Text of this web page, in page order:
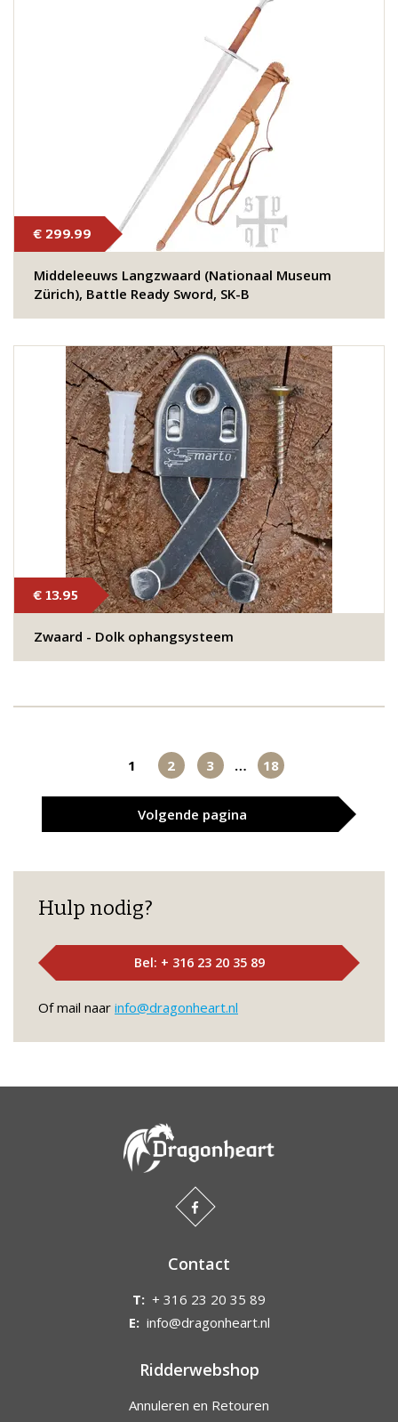
€ 299.99
Middeleeuws Langzwaard (Nationaal Museum
Zürich), Battle Ready Sword, SK-B
€ 13.95
Zwaard - Dolk ophangsysteem
1 2 3 … 18
Volgende pagina
Hulp nodig?
Bel: + 316 23 20 35 89
Of mail naar info@dragonheart.nl
Contact
T: + 316 23 20 35 89
E: info@dragonheart.nl
Ridderwebshop
Annuleren en Retouren